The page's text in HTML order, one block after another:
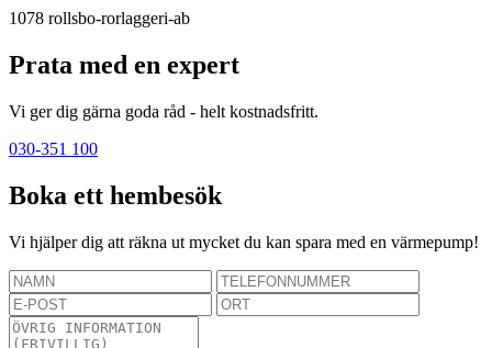
1078 rollsbo-rorlaggeri-ab
Prata med en expert
Vi ger dig gärna goda råd - helt kostnadsfritt.
030-351 100
Boka ett hembesök
Vi hjälper dig att räkna ut mycket du kan spara med en värmepump!